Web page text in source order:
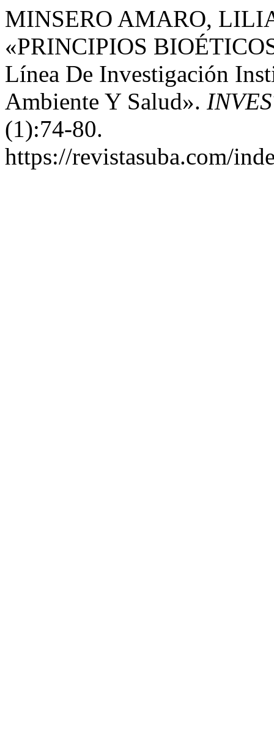
MINSERO AMARO,
«PRINCIPIOS
Línea De Investigación
Ambiente Y Salud».
(1):74-80.
https://revistasuba.com/